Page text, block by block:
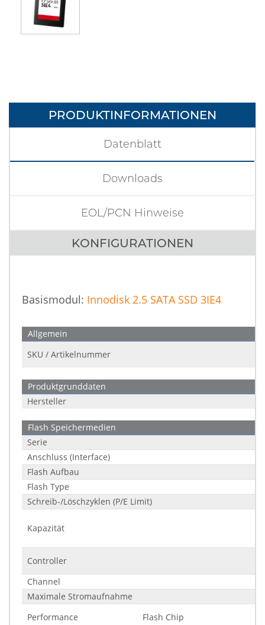
PRODUKTINFORMATIONEN
KONFIGURATIONEN
Datenblatt
Downloads
EOL/PCN Hinweise
Basismodul: Innodisk 2.5 SATA SSD 3IE4
Allgemein
SKU / Artikelnummer
Produktgrunddaten
Hersteller
Flash Speichermedien
Serie
Anschluss (Interface)
Flash Aufbau
Flash Type
Schreib-/Löschzyklen (P/E Limit)
Kapazität
Controller
Channel
Maximale Stromaufnahme
Performance
Flash Chip